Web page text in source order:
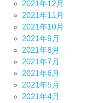
2021年12月
2021年11月
2021年10月
2021年9月
2021年8月
2021年7月
2021年6月
2021年5月
2021年4月